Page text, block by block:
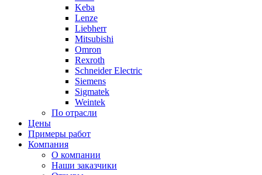
Keba
Lenze
Liebherr
Mitsubishi
Omron
Rexroth
Schneider Electric
Siemens
Sigmatek
Weintek
По отрасли
Цены
Примеры работ
Компания
О компании
Наши заказчики